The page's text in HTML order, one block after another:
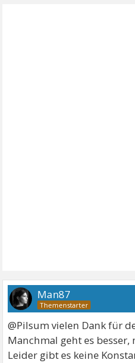
Man87
@Pilsum vielen Dank für
Manchmal geht es
Leider gibt es keine